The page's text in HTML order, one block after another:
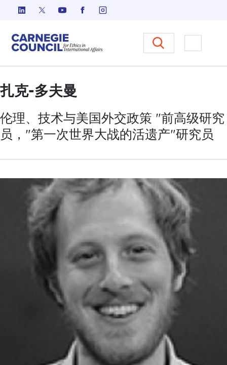
跳至内容
Carnegie Council 国际事务中的
打开菜单
扎克-多夫曼
伦理、技术与美国外交政策 "前高级研究
员，"第一次世界大战的活遗产"研究员